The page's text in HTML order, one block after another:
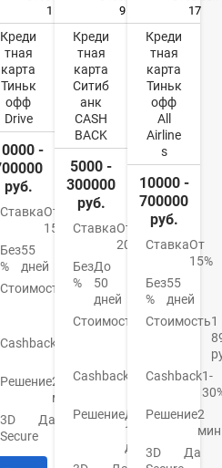
От
1
Креди
тная
карта
Тиньк
офф
Drive
-
руб.
СтавкаОт
15%
Без
%
55
дней
Стоимость
990
руб./
год
Cashback
Решение2
мин.
3D
Secure
Да
9
Креди
тная
карта
Ситиб
анк
CASH
BACK
5000 -
300000
руб.
СтавкаОт
20.9%
Без
%
До
50
дней
Стоимость
До
Cashback
До
РешениеДо
1
дня
17
Креди
тная
карта
Тиньк
офф
All
Airline
s
10000 -
700000
руб.
СтавкаОт
15%
Без
%
55
дней
Стоимость1
Cashback1-
Решение2
3D
Да